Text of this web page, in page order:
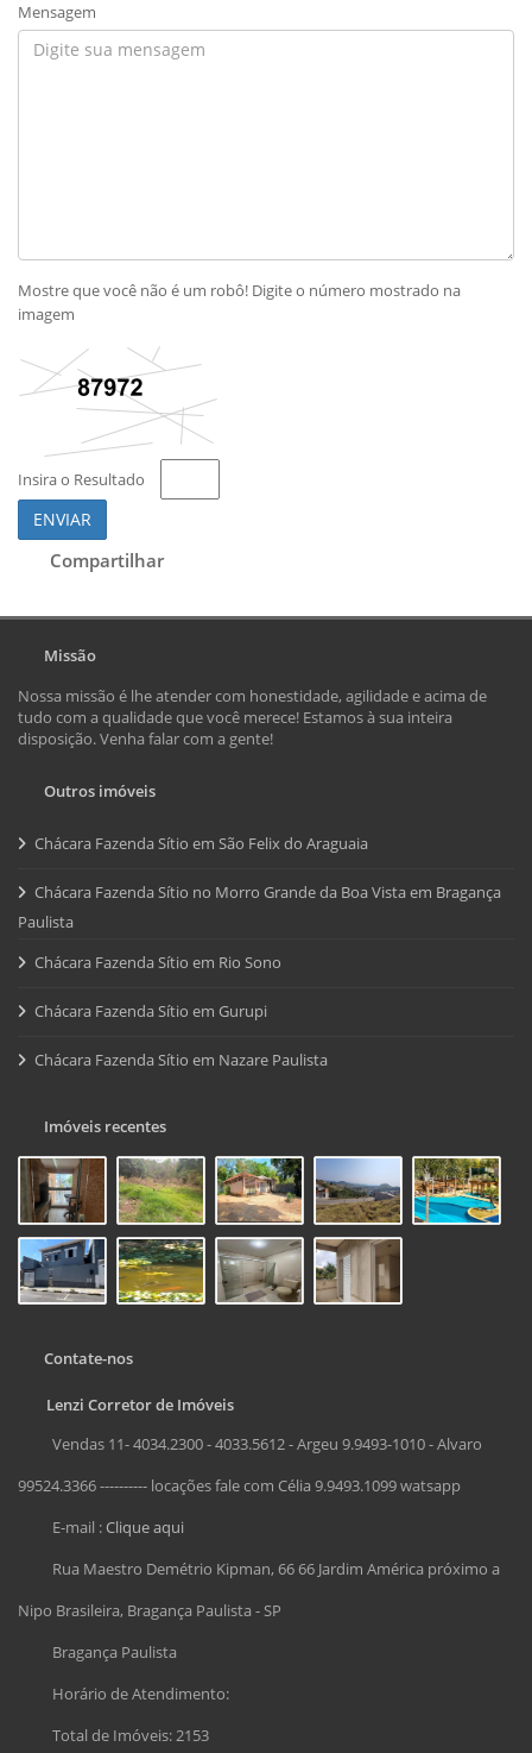
Mensagem
Mostre que você não é um robô! Digite o número mostrado na
imagem
Insira o Resultado
ENVIAR
Compartilhar
Missão
Nossa missão é lhe atender com honestidade, agilidade e acima de
tudo com a qualidade que você merece! Estamos à sua inteira
disposição. Venha falar com a gente!
Outros imóveis
Chácara Fazenda Sítio em São Felix do Araguaia
Chácara Fazenda Sítio no Morro Grande da Boa Vista em Bragança
Paulista
Chácara Fazenda Sítio em Rio Sono
Chácara Fazenda Sítio em Gurupi
Chácara Fazenda Sítio em Nazare Paulista
Imóveis recentes
Contate-nos
Lenzi Corretor de Imóveis
Vendas 11- 4034.2300 - 4033.5612 - Argeu 9.9493-1010 - Alvaro
99524.3366 ---------- locações fale com Célia 9.9493.1099 watsapp
E-mail :Clique aqui
Rua Maestro Demétrio Kipman, 66 66 Jardim América próximo a
Nipo Brasileira, Bragança Paulista - SP
Bragança Paulista
Horário de Atendimento:
Total de Imóveis: 2153